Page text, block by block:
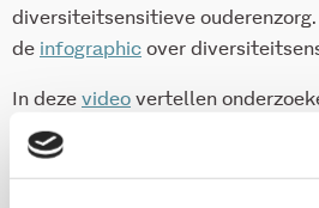
diversiteitsensitieve
de infographic over
In deze video vertellen
deelnemers meer over de